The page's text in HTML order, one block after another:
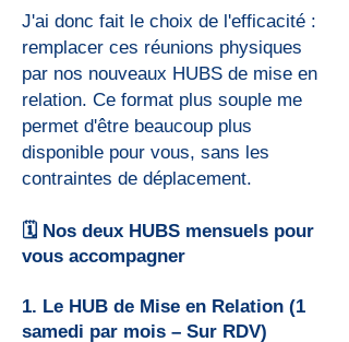
J'ai donc fait le choix de l'efficacité :
remplacer ces réunions physiques
par nos nouveaux HUBS de mise en
relation. Ce format plus souple me
permet d'être beaucoup plus
disponible pour vous, sans les
contraintes de déplacement.
🗓️ Nos deux HUBS mensuels pour
vous accompagner
1. Le HUB de Mise en Relation (1
samedi par mois – Sur RDV)